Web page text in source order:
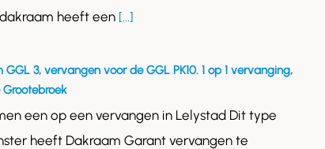
heeft een [...]
3, vervangen voor de GGL PK10. 1 op 1 vervanging,
een op een vervangen in Lelystad Dit type
heeft Dakraam Garant vervangen te